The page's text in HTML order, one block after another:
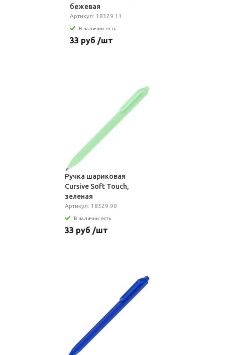
бежевая
Артикул: 18329.11
В наличии: есть
33 руб /шт
Ручка шариковая
Cursive Soft Touch,
зеленая
Артикул: 18329.90
В наличии: есть
33 руб /шт